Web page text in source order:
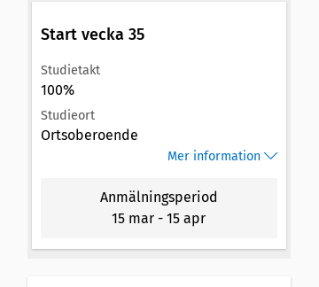
Start vecka 35
Studietakt
100%
Studieort
Ortsoberoende
Mer information
Anmälningsperiod
15 mar -15 apr